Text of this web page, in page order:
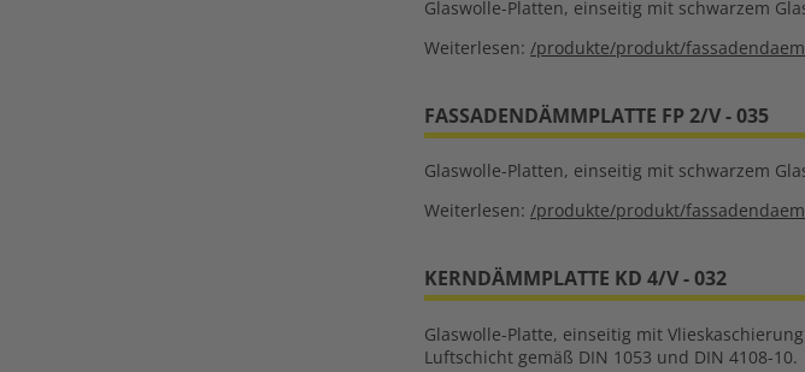
Glaswolle-Platten, einseitig mit schwarzem
Weiterlesen: /produkte/produkt/
FASSADENDÄMMPLATTE FP 2/V - 035
Glaswolle-Platten, einseitig mit schwarzem
Weiterlesen: /produkte/produkt/
KERNDÄMMPLATTE KD 4/V - 032
Glaswolle-Platte, einseitig mit
Luftschicht gemäß DIN 1053 und DIN 4108-10.